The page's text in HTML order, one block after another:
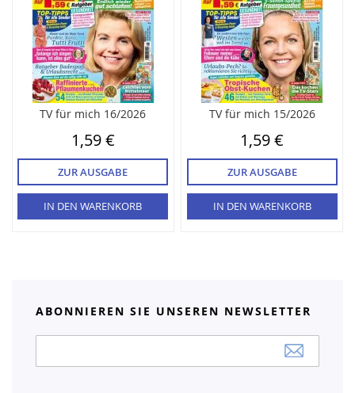
TV für mich 16/2026
1,59 €
ZUR AUSGABE
IN DEN WARENKORB
TV für mich 15/2026
1,59 €
ZUR AUSGABE
IN DEN WARENKORB
ABONNIEREN SIE UNSEREN NEWSLETTER
Newsletter: